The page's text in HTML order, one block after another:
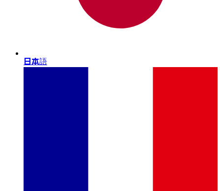
日本語